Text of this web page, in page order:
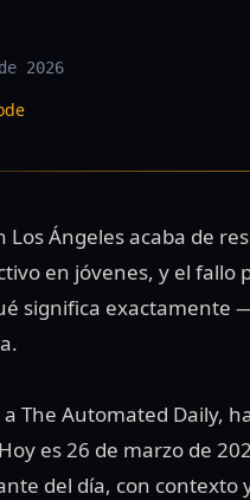
2026
Los Ángeles acaba de
en jóvenes, y el
significa exactamente
The Automated Daily,
es 26 de marzo de
del día, con contexto